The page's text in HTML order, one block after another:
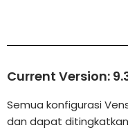
Current Version:
Semua konfigurasi
dan dapat